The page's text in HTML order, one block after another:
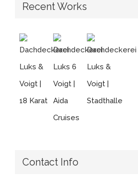
Recent Works
Contact Info